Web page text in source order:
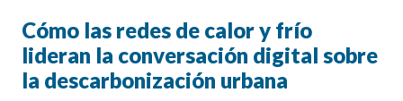
Cómo las redes de calor y frío
lideran la conversación digital sobre
la descarbonización urbana